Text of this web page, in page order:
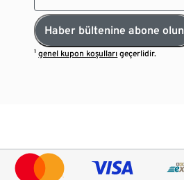
Haber bültenine abone olun
¹genel kupon koşulları geçerlidir.